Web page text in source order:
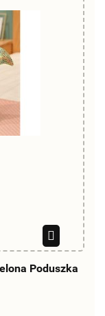
Poduszka